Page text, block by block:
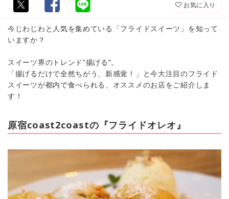
お気に入り
今じわじわと人気を集めている「フライドスイーツ」を知って
いますか？
スイーツ界のトレンド‟揚げる”。
「揚げるだけで全然ちがう、新感覚！」と今大注目のフライド
スイーツが都内で食べられる、オススメのお店をご紹介しま
す！
原宿coast2coastの『フライドオレオ』